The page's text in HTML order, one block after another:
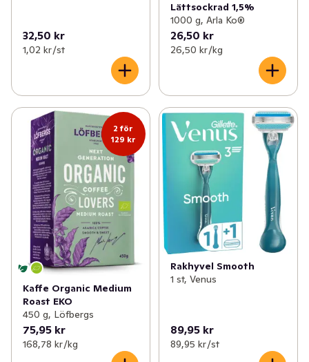
32,50 kr
1,02 kr /st
Lättsockrad 1,5%
1000 g, Arla Ko®
26,50 kr
26,50 kr /kg
2 för
129 kr
Kaffe Organic Medium
Roast EKO
450 g, Löfbergs
75,95 kr
168,78 kr /kg
Rakhyvel Smooth
1 st, Venus
89,95 kr
89,95 kr /st